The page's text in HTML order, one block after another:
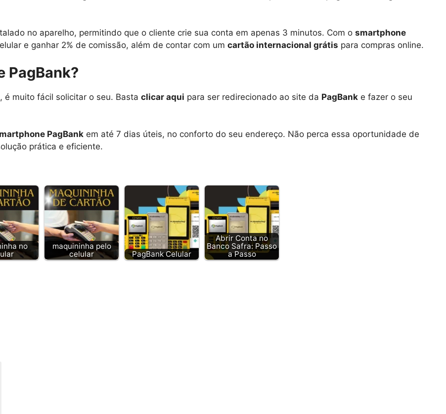
no aparelho, permitindo que o cliente crie sua conta em apenas 3 minutos. Com o smartphone
e ganhar 2% de comissão, além de contar com um cartão internacional grátis para compras online.
PagBank?
, é muito fácil solicitar o seu. Basta clicar aqui para ser redirecionado ao site da PagBank e fazer o seu
PagBank em até 7 dias úteis, no conforto do seu endereço. Não perca essa oportunidade de
prática e eficiente.
no
maquininha pelo
celular
PagBank Celular
Abrir Conta no
Banco Safra: Passo
a Passo